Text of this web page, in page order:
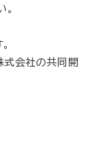
式会社の共同開